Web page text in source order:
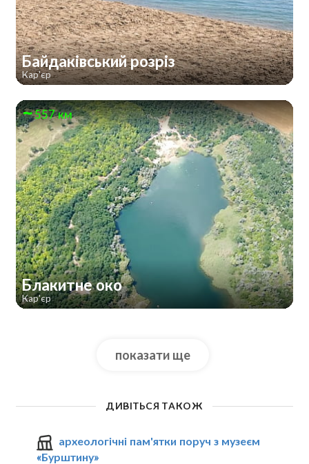
Байдаківський розріз
Кар'єр
557 км
Блакитне око
Кар'єр
показати ще
ДИВІТЬСЯ ТАКОЖ
археологічні пам'ятки поруч з музеєм
«Бурштину»